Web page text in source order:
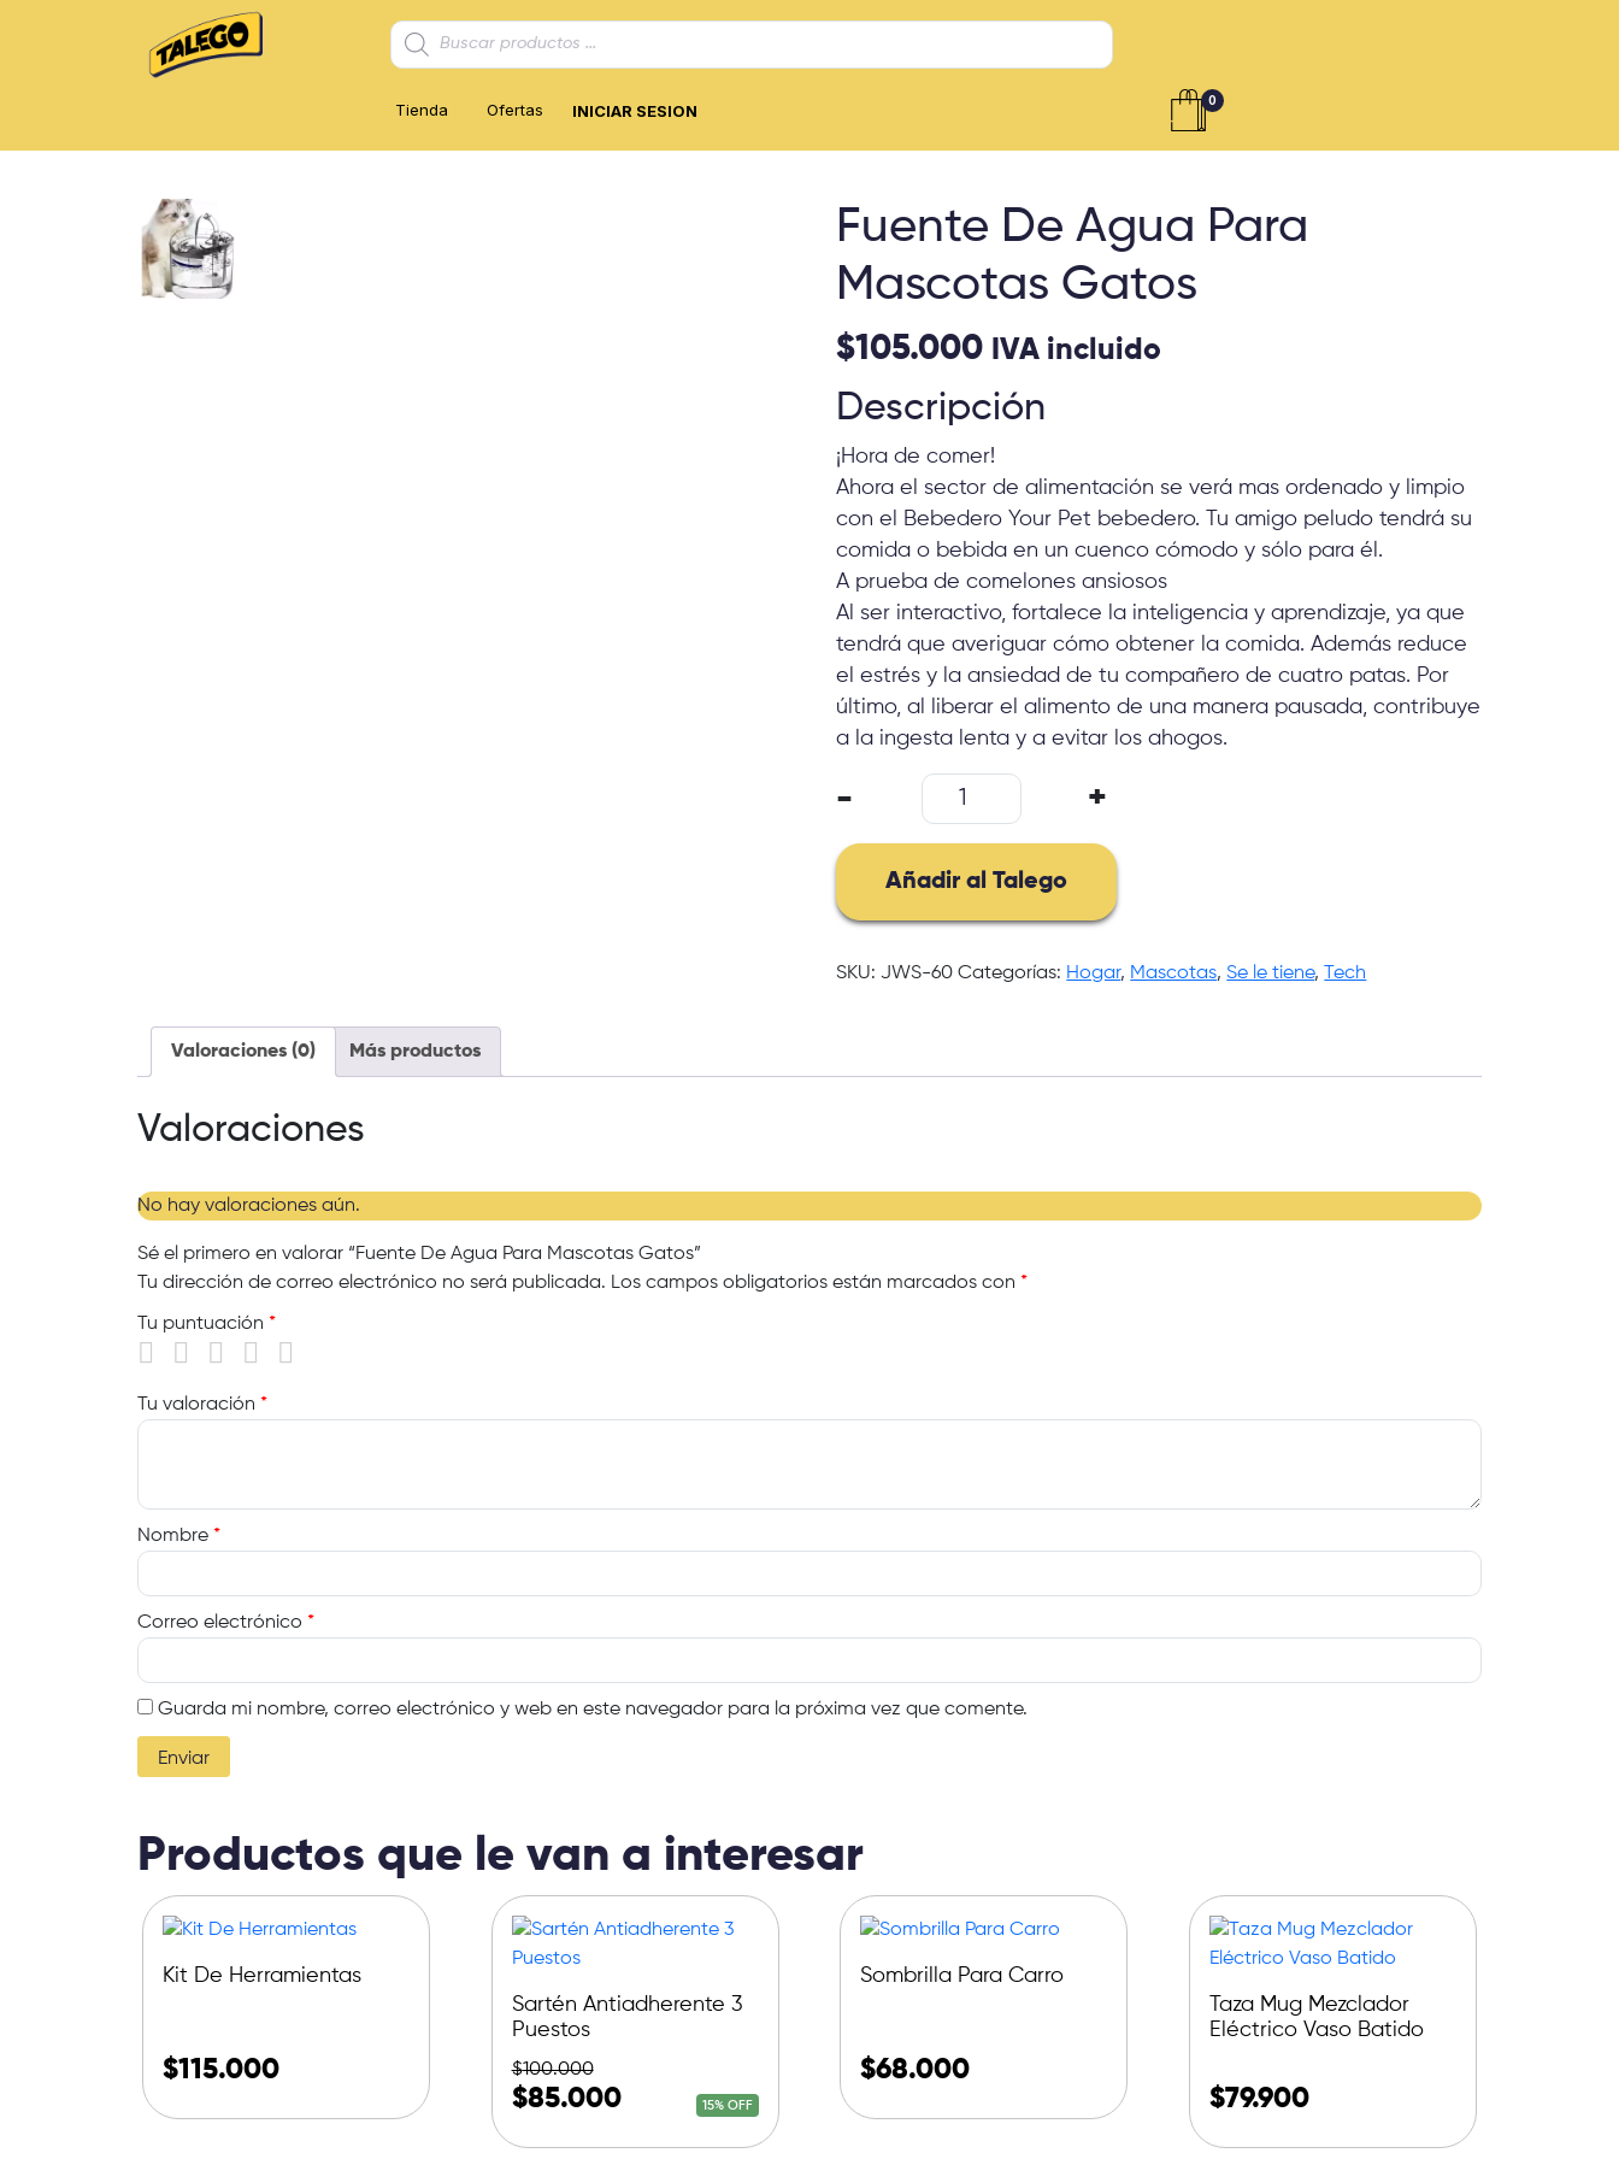
Búsqueda
de
productos
Tienda Ofertas INICIAR SESION
0
Fuente De Agua Para
Mascotas Gatos
$105.000 IVA incluido
Descripción
¡Hora de comer!
Ahora el sector de alimentación se verá mas ordenado y limpio
con el Bebedero Your Pet bebedero. Tu amigo peludo tendrá su
comida o bebida en un cuenco cómodo y sólo para él.
A prueba de comelones ansiosos
Al ser interactivo, fortalece la inteligencia y aprendizaje, ya que
tendrá que averiguar cómo obtener la comida. Además reduce
el estrés y la ansiedad de tu compañero de cuatro patas. Por
último, al liberar el alimento de una manera pausada, contribuye
a la ingesta lenta y a evitar los ahogos.
-
Fuente
Agua
Para
Gatos
cantidad
+
Añadir al Talego
SKU:JWS-60 Categorías: Hogar, Mascotas,Se le tiene,Tech
Valoraciones (0) Más productos
Valoraciones
No hay valoraciones aún.
Sé el primero en valorar “Fuente De Agua Para Mascotas Gatos”
Tu dirección de correo electrónico no será publicada. Los campos obligatorios están marcados con *
Tu puntuación *
Tu valoración *
Nombre *
Correo electrónico *
Guarda mi nombre, correo electrónico y web en este navegador para la próxima vez que comente.
Productos que le van a interesar
Kit De Herramientas
$115.000
Sartén Antiadherente 3
Puestos
$100.000
$85.000 15% OFF
Sombrilla Para Carro
$68.000
Taza Mug Mezclador
Eléctrico Vaso Batido
$79.900